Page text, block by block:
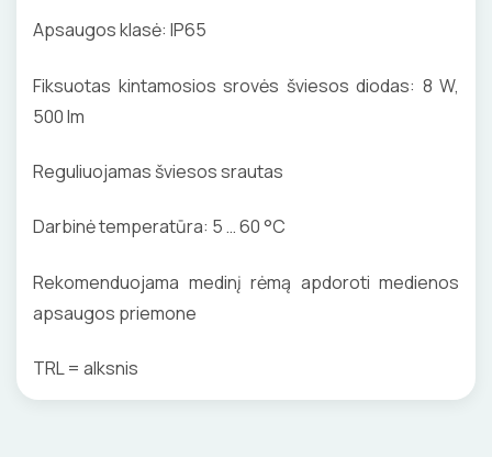
Apsaugos klasė: IP65
Fiksuotas kintamosios srovės šviesos diodas: 8 W,
500 lm
Reguliuojamas šviesos srautas
Darbinė temperatūra: 5 … 60 °C
Rekomenduojama medinį rėmą apdoroti medienos
apsaugos priemone
TRL = alksnis